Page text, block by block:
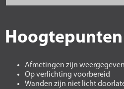
Hoogtepunten
Afmetingen zijn
Op verlichting voorbereid
Wanden zijn niet licht